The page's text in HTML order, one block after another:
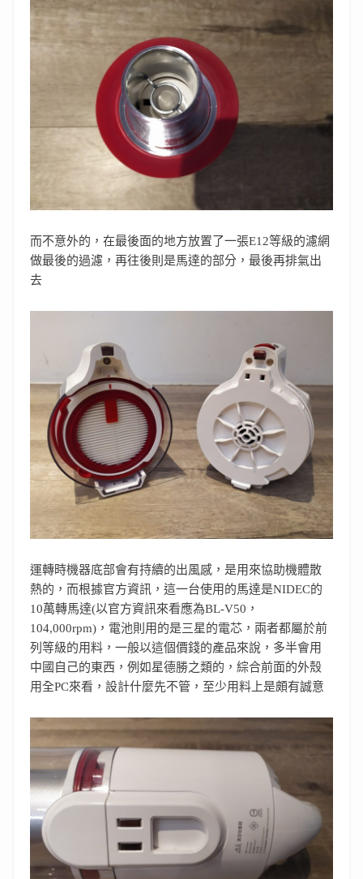
而不意外的，在最後面的地方放置了一張E12等級的濾網
做最後的過濾，再往後則是馬達的部分，最後再排氣出
去
運轉時機器底部會有持續的出風感，是用來協助機體散
熱的，而根據官方資訊，這一台使用的馬達是NIDEC的
10萬轉馬達(以官方資訊來看應為BL-V50，
104,000rpm)，電池則用的是三星的電芯，兩者都屬於前
列等級的用料，一般以這個價錢的產品來說，多半會用
中國自己的東西，例如星德勝之類的，綜合前面的外殼
用全PC來看，設計什麼先不管，至少用料上是頗有誠意